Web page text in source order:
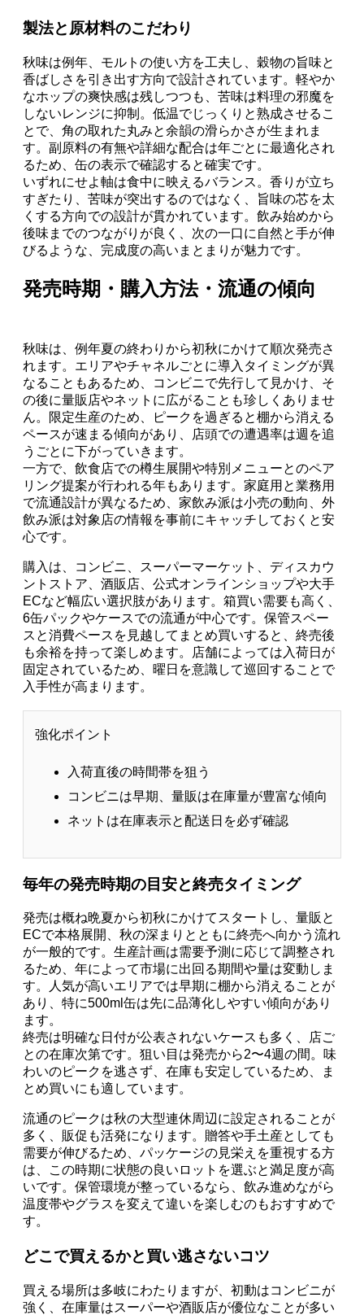
製法と原材料のこだわり
秋味は例年、モルトの使い方を工夫し、穀物の旨味と
香ばしさを引き出す方向で設計されています。軽やか
なホップの爽快感は残しつつも、苦味は料理の邪魔を
しないレンジに抑制。低温でじっくりと熟成させるこ
とで、角の取れた丸みと余韻の滑らかさが生まれま
す。副原料の有無や詳細な配合は年ごとに最適化され
るため、缶の表示で確認すると確実です。
いずれにせよ軸は食中に映えるバランス。香りが立ち
すぎたり、苦味が突出するのではなく、旨味の芯を太
くする方向での設計が貫かれています。飲み始めから
後味までのつながりが良く、次の一口に自然と手が伸
びるような、完成度の高いまとまりが魅力です。
発売時期・購入方法・流通の傾向
秋味は、例年夏の終わりから初秋にかけて順次発売さ
れます。エリアやチャネルごとに導入タイミングが異
なることもあるため、コンビニで先行して見かけ、そ
の後に量販店やネットに広がることも珍しくありませ
ん。限定生産のため、ピークを過ぎると棚から消える
ペースが速まる傾向があり、店頭での遭遇率は週を追
うごとに下がっていきます。
一方で、飲食店での樽生展開や特別メニューとのペア
リング提案が行われる年もあります。家庭用と業務用
で流通設計が異なるため、家飲み派は小売の動向、外
飲み派は対象店の情報を事前にキャッチしておくと安
心です。
購入は、コンビニ、スーパーマーケット、ディスカウ
ントストア、酒販店、公式オンラインショップや大手
ECなど幅広い選択肢があります。箱買い需要も高く、
6缶パックやケースでの流通が中心です。保管スペー
スと消費ペースを見越してまとめ買いすると、終売後
も余裕を持って楽しめます。店舗によっては入荷日が
固定されているため、曜日を意識して巡回することで
入手性が高まります。
強化ポイント
入荷直後の時間帯を狙う
コンビニは早期、量販は在庫量が豊富な傾向
ネットは在庫表示と配送日を必ず確認
毎年の発売時期の目安と終売タイミング
発売は概ね晩夏から初秋にかけてスタートし、量販と
ECで本格展開、秋の深まりとともに終売へ向かう流れ
が一般的です。生産計画は需要予測に応じて調整され
るため、年によって市場に出回る期間や量は変動しま
す。人気が高いエリアでは早期に棚から消えることが
あり、特に500ml缶は先に品薄化しやすい傾向があり
ます。
終売は明確な日付が公表されないケースも多く、店ご
との在庫次第です。狙い目は発売から2〜4週の間。味
わいのピークを逃さず、在庫も安定しているため、ま
とめ買いにも適しています。
流通のピークは秋の大型連休周辺に設定されることが
多く、販促も活発になります。贈答や手土産としても
需要が伸びるため、パッケージの見栄えを重視する方
は、この時期に状態の良いロットを選ぶと満足度が高
いです。保管環境が整っているなら、飲み進めながら
温度帯やグラスを変えて違いを楽しむのもおすすめで
す。
どこで買えるかと買い逃さないコツ
買える場所は多岐にわたりますが、初動はコンビニが
強く、在庫量はスーパーや酒販店が優位なことが多い